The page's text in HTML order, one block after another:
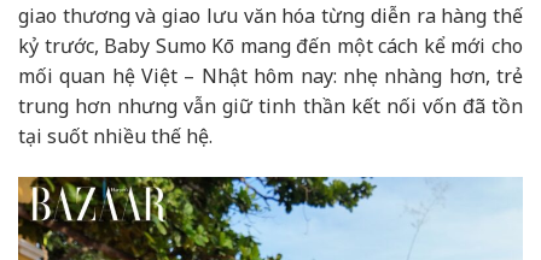
giao thương và giao lưu văn hóa từng diễn ra hàng thế
kỷ trước, Baby Sumo Kō mang đến một cách kể mới cho
mối quan hệ Việt – Nhật hôm nay: nhẹ nhàng hơn, trẻ
trung hơn nhưng vẫn giữ tinh thần kết nối vốn đã tồn
tại suốt nhiều thế hệ.